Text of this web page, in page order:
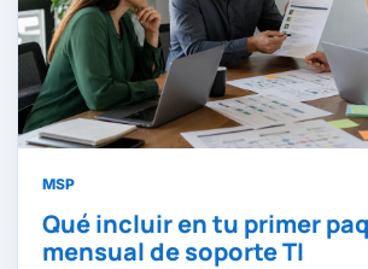
MSP
Qué incluir en tu primer
mensual de soporte TI